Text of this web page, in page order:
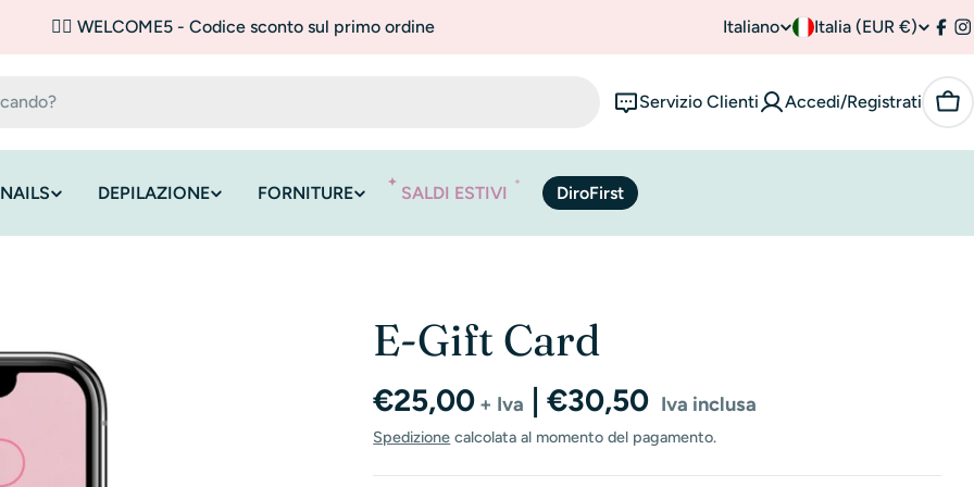
✌🏼 WELCOME5 - Codice sconto sul primo ordine
L
i
Italiano P
a
Italia (EUR €)
Servizio Clienti Accedi/Registrati
NAILS DEPILAZIONE FORNITURE SALDI ESTIVI DiroFirst
E-Gift Card
Prezzo
normale
€25,00 + Iva | €30,50 Iva inclusa
Spedizione calcolata al momento del pagamento.